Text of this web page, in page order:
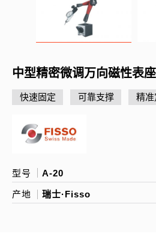
中型精密微调万向磁性表座
快速固定 可靠支撑 精准
型号 A-20
产地 瑞士·Fisso